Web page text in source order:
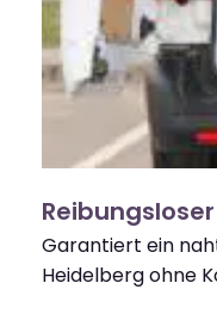
Garantiert ein
Heidelberg ohne